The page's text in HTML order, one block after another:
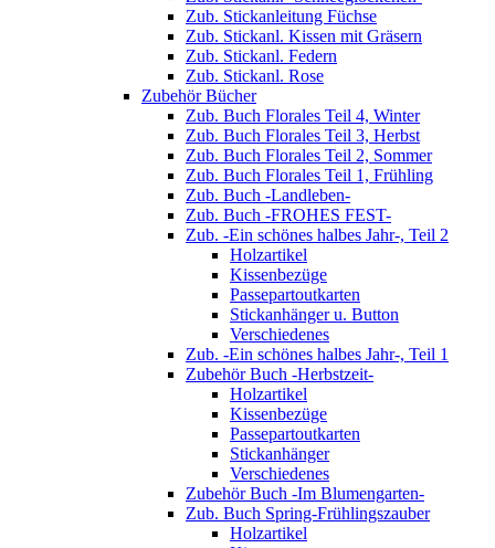
Zub. Stickanleitung Füchse
Zub. Stickanl. Kissen mit Gräsern
Zub. Stickanl. Federn
Zub. Stickanl. Rose
Zubehör Bücher
Zub. Buch Florales Teil 4, Winter
Zub. Buch Florales Teil 3, Herbst
Zub. Buch Florales Teil 2, Sommer
Zub. Buch Florales Teil 1, Frühling
Zub. Buch -Landleben-
Zub. Buch -FROHES FEST-
Zub. -Ein schönes halbes Jahr-, Teil 2
Holzartikel
Kissenbezüge
Passepartoutkarten
Stickanhänger u. Button
Verschiedenes
Zub. -Ein schönes halbes Jahr-, Teil 1
Zubehör Buch -Herbstzeit-
Holzartikel
Kissenbezüge
Passepartoutkarten
Stickanhänger
Verschiedenes
Zubehör Buch -Im Blumengarten-
Zub. Buch Spring-Frühlingszauber
Holzartikel